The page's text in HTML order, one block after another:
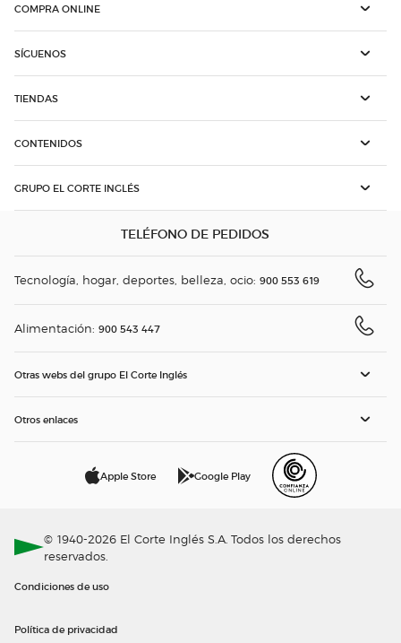
COMPRA ONLINE
SÍGUENOS
TIENDAS
CONTENIDOS
GRUPO EL CORTE INGLÉS
TELÉFONO DE PEDIDOS
Tecnología, hogar, deportes, belleza, ocio: 900 553 619
Alimentación: 900 543 447
Otras webs del grupo El Corte Inglés
Otros enlaces
Apple Store Google Play
© 1940-2026 El Corte Inglés S.A. Todos los derechos
reservados.
Condiciones de uso
Política de privacidad